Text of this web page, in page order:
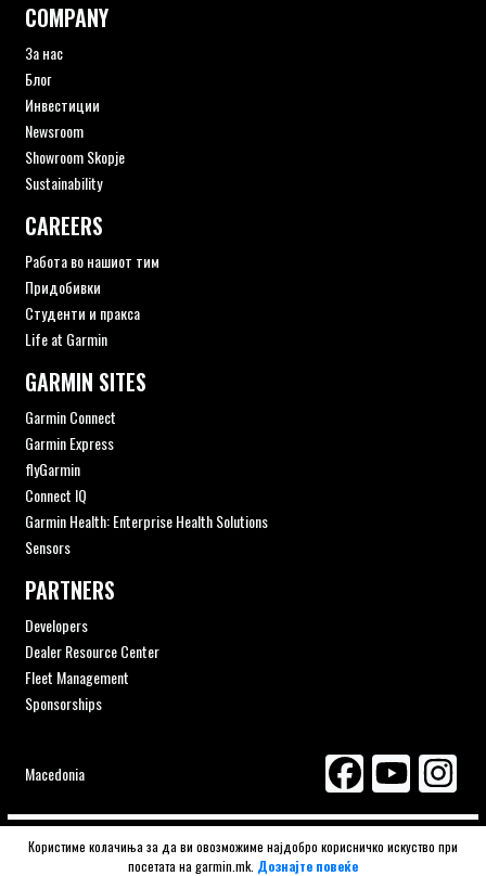
COMPANY
За нас
Блог
Инвестиции
Newsroom
Showroom Skopje
Sustainability
CAREERS
Работа во нашиот тим
Придобивки
Студенти и пракса
Life at Garmin
GARMIN SITES
Garmin Connect
Garmin Express
flyGarmin
Connect IQ
Garmin Health: Enterprise Health Solutions
Sensors
PARTNERS
Developers
Dealer Resource Center
Fleet Management
Sponsorships
Macedonia
© 2026 Navigator ITS | Gizzo Consulting authorised distributor
Користиме колачиња за да ви овозможиме најдобро корисничко искуство при
посетата на garmin.mk. Дознајте повеќе